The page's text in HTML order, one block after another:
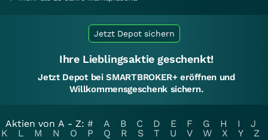
Jetzt Depot sichern
Ihre Lieblingsaktie geschenkt!
Jetzt Depot bei SMARTBROKER+ eröffnen und
Willkommensgeschenk sichern.
Aktien von A - Z: # A B C D E F G H I
J
K
L M N O P Q R S T U V W X Y
Z